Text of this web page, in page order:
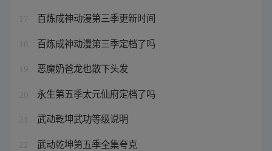
17 百炼成神动漫第三季更新时间
18 百炼成神动漫第三季定档了吗
19 恶魔奶爸龙也散下头发
20 永生第五季太元仙府定档了吗
21 武动乾坤武功等级说明
22 武动乾坤第五季全集夸克